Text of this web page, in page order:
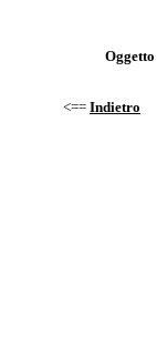
Oggetto
<== Indietro